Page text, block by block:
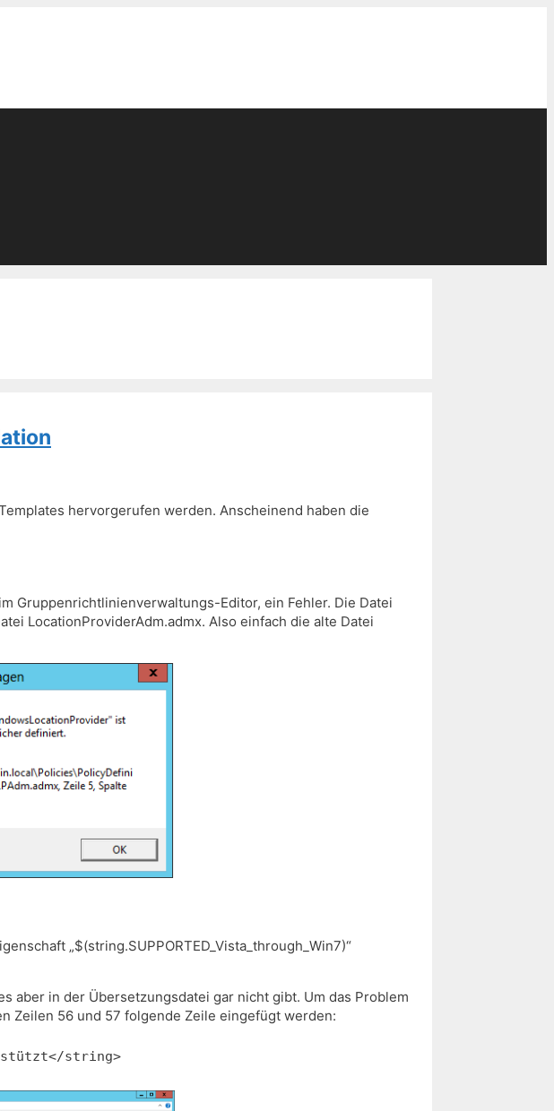
hervorgerufen werden. Anscheinend haben die
Gruppenrichtlinienverwaltungs-Editor, ein Fehler. Die Datei
LocationProviderAdm.admx. Also einfach die alte Datei
„$(string.SUPPORTED_Vista_through_Win7)“
aber in der Übersetzungsdatei gar nicht gibt. Um das Problem
Zeilen 56 und 57 folgende Zeile eingefügt werden:
string>